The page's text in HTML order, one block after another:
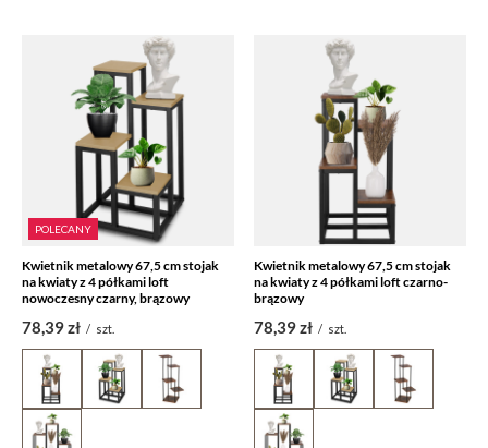
POLECANY
Kwietnik metalowy 67,5 cm stojak
na kwiaty z 4 półkami loft
nowoczesny czarny, brązowy
78,39 zł / szt.
Kwietnik metalowy 67,5 cm stojak
na kwiaty z 4 półkami loft czarno-
brązowy
78,39 zł / szt.